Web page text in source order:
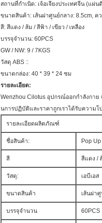
สถานที่กำเนิด: เจ้อเจียงประเทศจีน (แผ่
ขนาดสินค้า: เส้นผ่าศูนย์กลาง: 8.5cm, ค
สี: สีแดง / ส้ม / สีฟ้า / เขียว / เหลือง
บรรจุจำนวน: 60PCS
GW / NW: 9 / 7KGS
วัสดุ ABS ::
ขนาดกล่อง: 40 * 39 * 24 ซม
รายละเอียด:
Wenzhou Cilotus อุปกรณ์ออกกำลังกา
นการปฏิบัติและราคาถูกเราได้รับความโ
รายละเอียดผลิตภัณฑ์
ชื่อสินค้า: Pop
สี สีแดง /
วัสดุ: เอบีเอส
ขนาดสินค้า เส้นผ่า
บรรจุจำนวน 60PCS